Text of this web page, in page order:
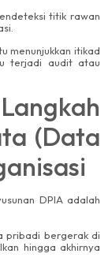
titik rawan
menunjukkan itikad
terjadi audit atau
(Data
DPIA adalah
pribadi bergerak di
hingga akhirnya